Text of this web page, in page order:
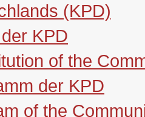
(KPD)
KPD
of the
der KPD
of the